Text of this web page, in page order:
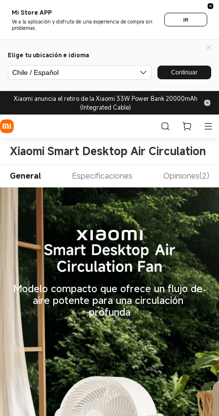
Mi Store APP
Ve a la aplicación y disfruta de una experiencia de compra sin
problemas.
IR
Elige tu ubicación e idioma
Chile / Español Continuar
Xiaomi anuncia el retiro de la Xiaomi 33W Power Bank 20000mAh
(Integrated Cable)
Xiaomi Smart Desktop Air Circulation
General Especificaciones Opiniones(2)
Modelo compacto que ofrece un flujo de
aire potente para una circulación
profunda